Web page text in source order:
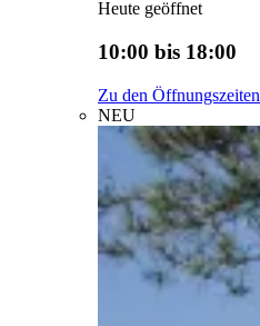
Heute geöffnet
10:00 bis 18:00
Zu den Öffnungszeiten
NEU